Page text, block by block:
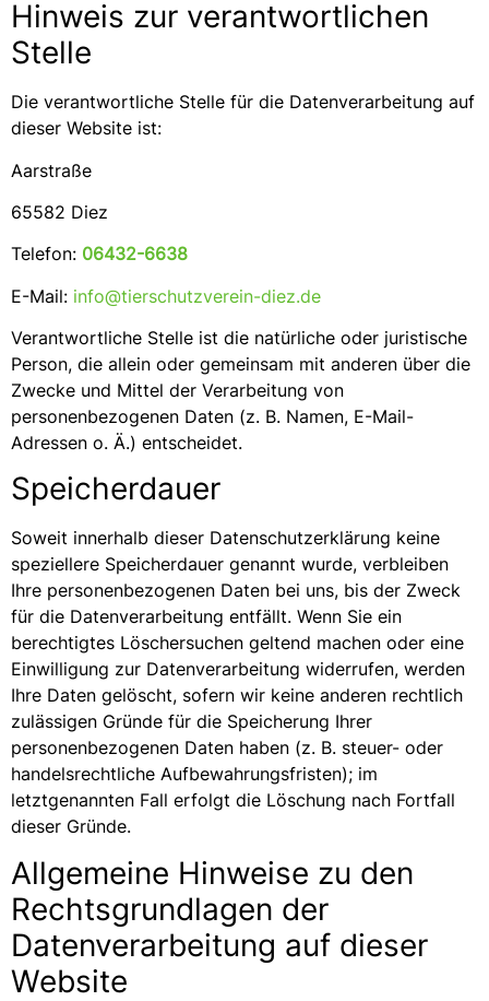
Hinweis zur verantwortlichen
Stelle
Die verantwortliche Stelle für die Datenverarbeitung auf
dieser Website ist:
Aarstraße
65582 Diez
Telefon: 06432-6638
E-Mail: info@tierschutzverein-diez.de
Verantwortliche Stelle ist die natürliche oder juristische
Person, die allein oder gemeinsam mit anderen über die
Zwecke und Mittel der Verarbeitung von
personenbezogenen Daten (z. B. Namen, E-Mail-
Adressen o. Ä.) entscheidet.
Speicherdauer
Soweit innerhalb dieser Datenschutzerklärung keine
speziellere Speicherdauer genannt wurde, verbleiben
Ihre personenbezogenen Daten bei uns, bis der Zweck
für die Datenverarbeitung entfällt. Wenn Sie ein
berechtigtes Löschersuchen geltend machen oder eine
Einwilligung zur Datenverarbeitung widerrufen, werden
Ihre Daten gelöscht, sofern wir keine anderen rechtlich
zulässigen Gründe für die Speicherung Ihrer
personenbezogenen Daten haben (z. B. steuer- oder
handelsrechtliche Aufbewahrungsfristen); im
letztgenannten Fall erfolgt die Löschung nach Fortfall
dieser Gründe.
Allgemeine Hinweise zu den
Rechtsgrundlagen der
Datenverarbeitung auf dieser
Website